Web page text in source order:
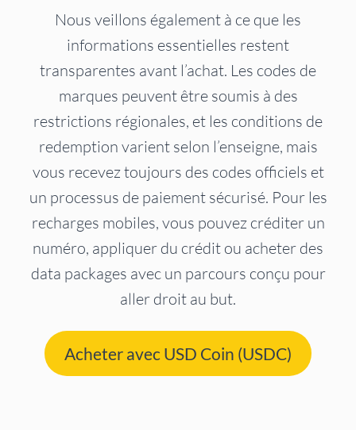
Nous veillons également à ce que les
informations essentielles restent
transparentes avant l’achat. Les codes de
marques peuvent être soumis à des
restrictions régionales, et les conditions de
redemption varient selon l’enseigne, mais
vous recevez toujours des codes officiels et
un processus de paiement sécurisé. Pour les
recharges mobiles, vous pouvez créditer un
numéro, appliquer du crédit ou acheter des
data packages avec un parcours conçu pour
aller droit au but.
Acheter avec USD Coin (USDC)